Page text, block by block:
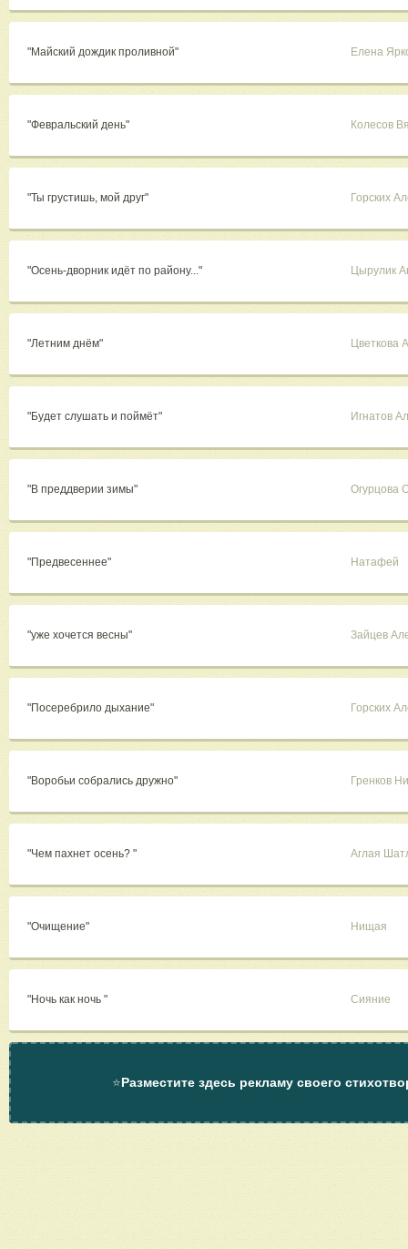
"Майский дождик проливной" Елена
"Февральский день" Колесов
"Ты грустишь, мой друг" Горских
"Осень-дворник идёт по району..." Цырулик
"Летним днём" Цветкова
"Будет слушать и поймёт" Игнатов
"В преддверии зимы" Огурцова
"Предвесеннее" Натафей
"уже хочется весны" Зайцев
"Посеребрило дыхание" Горских
"Воробьи собрались дружно" Гренков
"Чем пахнет осень? " Аглая
"Очищение" Нищая
"Ночь как ночь " Сияние
⭐Разместите здесь рекламу своего